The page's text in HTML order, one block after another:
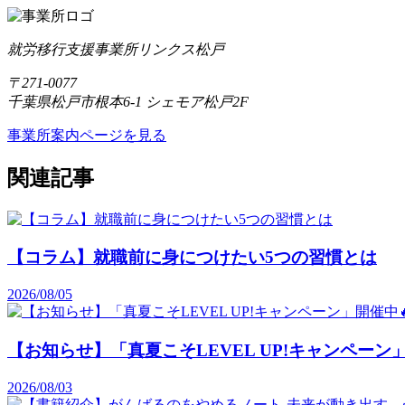
就労移行支援事業所リンクス松戸
〒271-0077
千葉県松戸市根本6-1 シェモア松戸2F
事業所案内ページを見る
関連記事
【コラム】就職前に身につけたい5つの習慣とは
2026/08/05
【お知らせ】「真夏こそLEVEL UP!キャンペーン
2026/08/03